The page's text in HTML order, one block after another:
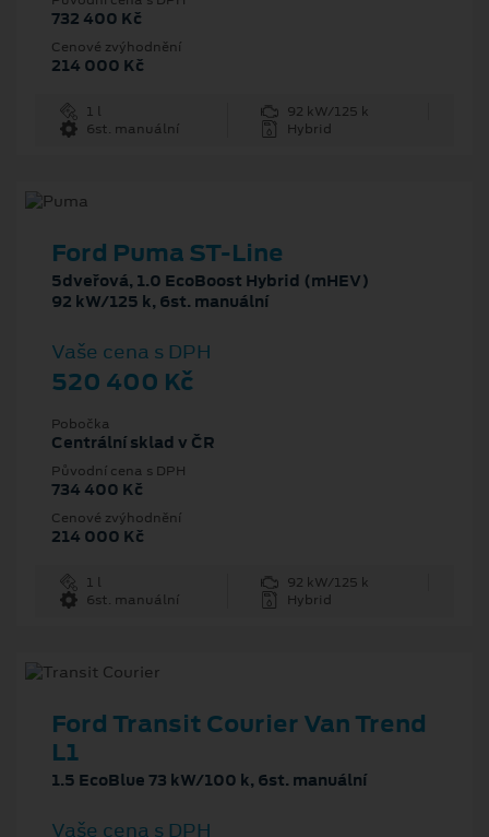
732 400 Kč
Cenové zvýhodnění
214 000 Kč
1 l
92 kW/125 k
6st. manuální
Hybrid
Ford Puma ST-Line
5dveřová, 1.0 EcoBoost Hybrid (mHEV)
92 kW/125 k, 6st. manuální
Vaše cena s DPH
520 400 Kč
Pobočka
Centrální sklad v ČR
Původní cena s DPH
734 400 Kč
Cenové zvýhodnění
214 000 Kč
1 l
92 kW/125 k
6st. manuální
Hybrid
Ford Transit Courier Van Trend
L1
1.5 EcoBlue 73 kW/100 k, 6st. manuální
Vaše cena s DPH